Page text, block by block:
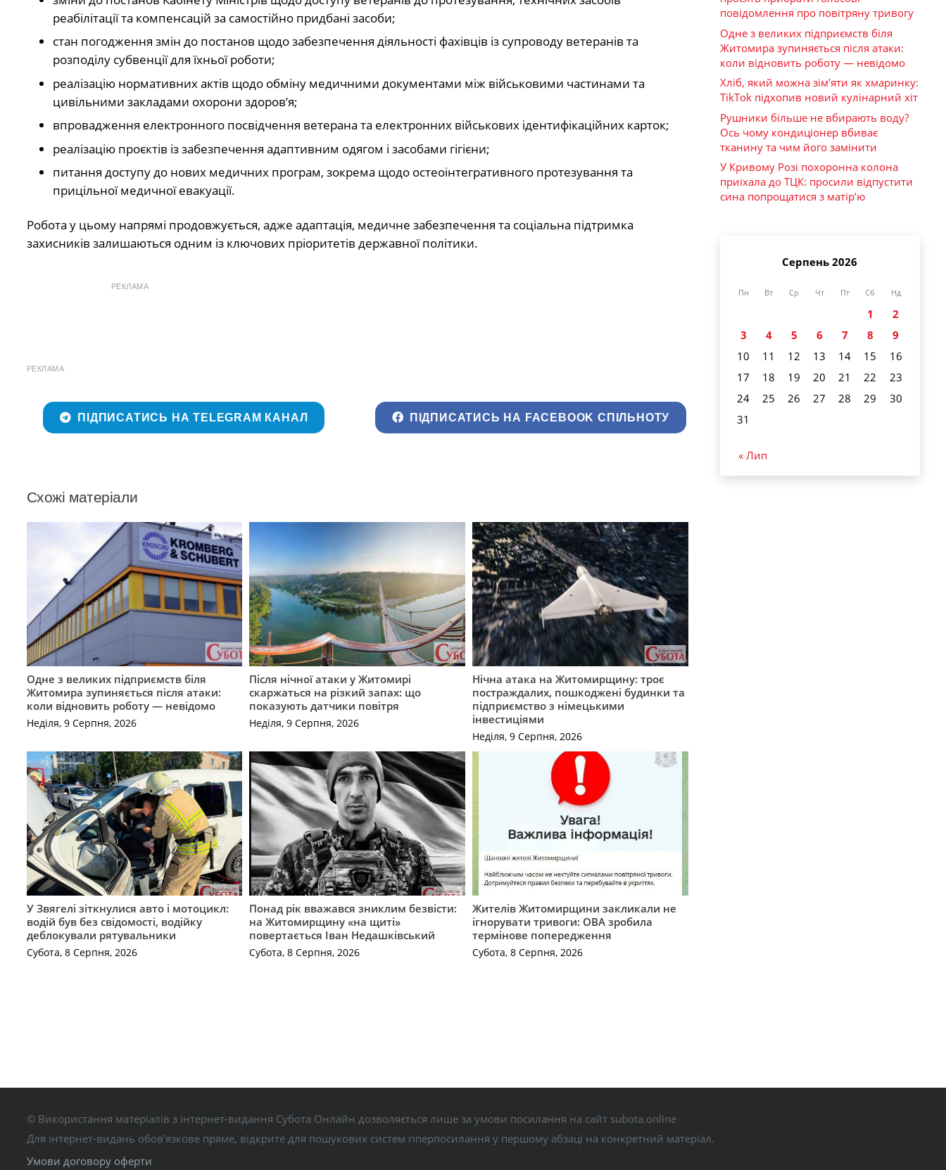
реабілітації та компенсацій за самостійно придбані засоби;
стан погодження змін до постанов щодо забезпечення діяльності фахівців із супроводу ветеранів та
розподілу субвенції для їхньої роботи;
реалізацію нормативних актів щодо обміну медичними документами між військовими частинами та
цивільними закладами охорони здоров’я;
впровадження електронного посвідчення ветерана та електронних військових ідентифікаційних карток;
реалізацію проєктів із забезпечення адаптивним одягом і засобами гігієни;
питання доступу до нових медичних програм, зокрема щодо остеоінтегративного протезування та
прицільної медичної евакуації.
Робота у цьому напрямі продовжується, адже адаптація, медичне забезпечення та соціальна підтримка
захисників залишаються одним із ключових пріоритетів державної політики.
РЕКЛАМА
РЕКЛАМА
ПІДПИСАТИСЬ НА TELEGRAM КАНАЛ ПІДПИСАТИСЬ НА FACEBOOK СПІЛЬНОТУ
Схожі матеріали
Одне з великих підприємств біля
Житомира зупиняється після атаки:
коли відновить роботу — невідомо
Неділя, 9 Серпня, 2026
Після нічної атаки у Житомирі
скаржаться на різкий запах: що
показують датчики повітря
Неділя, 9 Серпня, 2026
Нічна атака на Житомирщину: троє
постраждалих, пошкоджені будинки та
підприємство з німецькими
інвестиціями
Неділя, 9 Серпня, 2026
У Звягелі зіткнулися авто і мотоцикл:
водій був без свідомості, водійку
деблокували рятувальники
Субота, 8 Серпня, 2026
Понад рік вважався зниклим безвісти:
на Житомирщину «на щиті»
повертається Іван Недашківський
Субота, 8 Серпня, 2026
Жителів Житомирщини закликали не
ігнорувати тривоги: ОВА зробила
термінове попередження
Субота, 8 Серпня, 2026
повідомлення про повітряну тривогу
Одне з великих підприємств біля
Житомира зупиняється після атаки:
коли відновить роботу — невідомо
Хліб, який можна зім’яти як хмаринку:
TikTok підхопив новий кулінарний хіт
Рушники більше не вбирають воду?
Ось чому кондиціонер вбиває
тканину та чим його замінити
У Кривому Розі похоронна колона
приїхала до ТЦК: просили відпустити
сина попрощатися з матір’ю
Серпень 2026
Пн Вт Ср Чт Пт Сб Нд
1
2
3
4 5 6 7 8
9
10
11 12 13 14 15
16
17
18 19 20 21 22
23
24
25 26 27 28 29
30
31
« Лип
© Використання матеріалів з інтернет-видання Субота Онлайн дозволяється лише за умови посилання на сайт subota.online
Для інтернет-видань обов’язкове пряме, відкрите для пошукових систем гіперпосилання у першому абзаці на конкретний матеріал.
Умови договору оферти